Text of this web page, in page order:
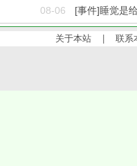
08-06 [事件]睡觉是
关于本站 |联系